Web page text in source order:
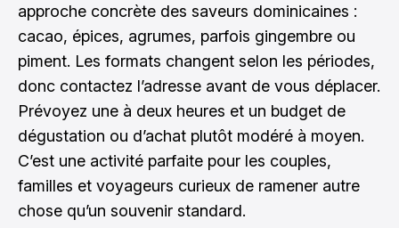
approche concrète des saveurs dominicaines :
cacao, épices, agrumes, parfois gingembre ou
piment. Les formats changent selon les périodes,
donc contactez l’adresse avant de vous déplacer.
Prévoyez une à deux heures et un budget de
dégustation ou d’achat plutôt modéré à moyen.
C’est une activité parfaite pour les couples,
familles et voyageurs curieux de ramener autre
chose qu’un souvenir standard.